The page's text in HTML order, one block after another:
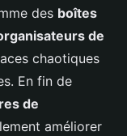
des boîtes
de
chaotiques
En fin de
de
améliorer